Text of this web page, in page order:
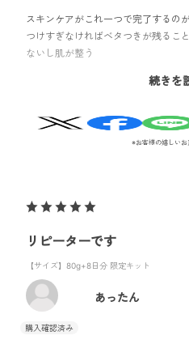
スキンケアがこれ一つで完了するの
つけすぎなければベタつきが残るこ
ないし肌が整う
冷蔵庫に入れたらもっと冷たさが増
続きを
※お客様の嬉しいお
リピーターです
【サイズ】80g+8日分 限定キット
あったん